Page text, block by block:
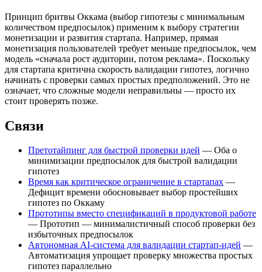
Принцип бритвы Оккама (выбор гипотезы с минимальным
количеством предпосылок) применим к выбору стратегии
монетизации и развития стартапа. Например, прямая
монетизация пользователей требует меньше предпосылок, чем
модель «сначала рост аудитории, потом реклама». Поскольку
для стартапа критична скорость валидации гипотез, логично
начинать с проверки самых простых предположений. Это не
означает, что сложные модели неправильны — просто их
стоит проверять позже.
Связи
Претотайпинг для быстрой проверки идей — Оба о
минимизации предпосылок для быстрой валидации
гипотез
Время как критическое ограничение в стартапах —
Дефицит времени обосновывает выбор простейших
гипотез по Оккаму
Прототипы вместо спецификаций в продуктовой работе
— Прототип — минималистичный способ проверки без
избыточных предпосылок
Автономная AI-система для валидации стартап-идей —
Автоматизация упрощает проверку множества простых
гипотез параллельно